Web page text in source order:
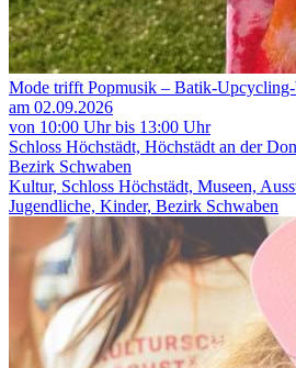
Mode trifft Popmusik – Batik-
am 02.09.2026
von 10:00 Uhr bis 13:00 Uhr
Schloss Höchstädt, Höchstädt an der
Bezirk Schwaben
Kultur, Schloss Höchstädt, Museen,
Jugendliche, Kinder, Bezirk Schwaben